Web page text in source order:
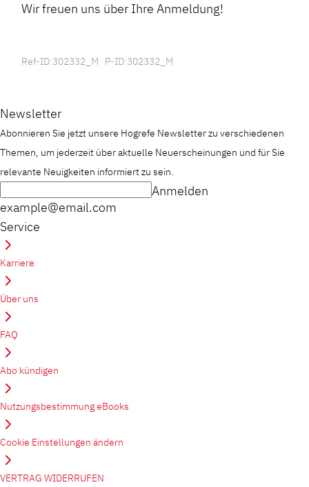
Wir freuen uns über Ihre Anmeldung!
Ref-ID:302332_M P-ID:302332_M
Newsletter
Abonnieren Sie jetzt unsere Hogrefe Newsletter zu verschiedenen
Themen, um jederzeit über aktuelle Neuerscheinungen und für Sie
relevante Neuigkeiten informiert zu sein.
example@email.com
Anmelden
Service
Karriere
Über uns
FAQ
Abo kündigen
Nutzungsbestimmung eBooks
Cookie Einstellungen ändern
VERTRAG WIDERRUFEN